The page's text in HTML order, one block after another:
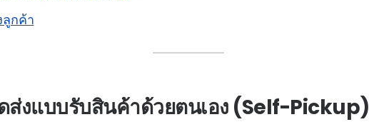
ลูกค้า
ส่งแบบรับสินค้าด้วยตนเอง (Self-Pickup)